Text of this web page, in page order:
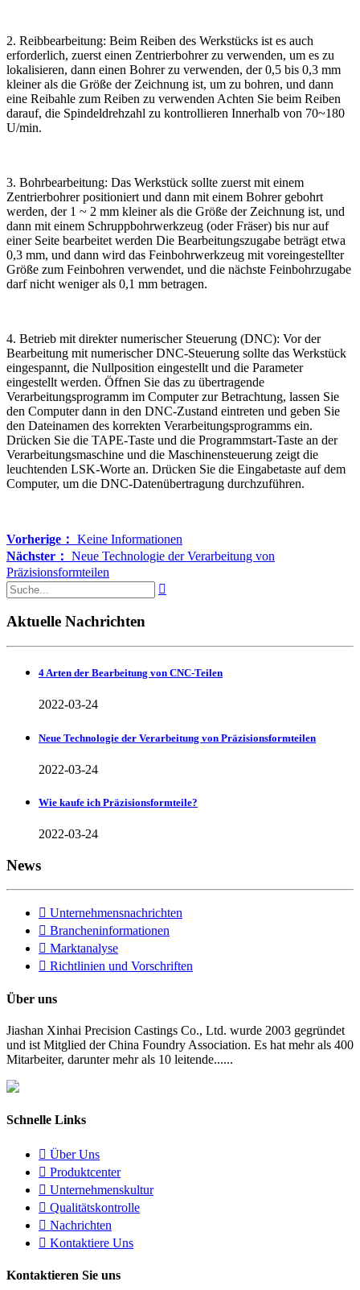
2. Reibbearbeitung: Beim Reiben des Werkstücks ist es auch
erforderlich, zuerst einen Zentrierbohrer zu verwenden, um es zu
lokalisieren, dann einen Bohrer zu verwenden, der 0,5 bis 0,3 mm
kleiner als die Größe der Zeichnung ist, um zu bohren, und dann
eine Reibahle zum Reiben zu verwenden Achten Sie beim Reiben
darauf, die Spindeldrehzahl zu kontrollieren Innerhalb von 70~180
U/min.
3. Bohrbearbeitung: Das Werkstück sollte zuerst mit einem
Zentrierbohrer positioniert und dann mit einem Bohrer gebohrt
werden, der 1 ~ 2 mm kleiner als die Größe der Zeichnung ist, und
dann mit einem Schruppbohrwerkzeug (oder Fräser) bis nur auf
einer Seite bearbeitet werden Die Bearbeitungszugabe beträgt etwa
0,3 mm, und dann wird das Feinbohrwerkzeug mit voreingestellter
Größe zum Feinbohren verwendet, und die nächste Feinbohrzugabe
darf nicht weniger als 0,1 mm betragen.
4. Betrieb mit direkter numerischer Steuerung (DNC): Vor der
Bearbeitung mit numerischer DNC-Steuerung sollte das Werkstück
eingespannt, die Nullposition eingestellt und die Parameter
eingestellt werden. Öffnen Sie das zu übertragende
Verarbeitungsprogramm im Computer zur Betrachtung, lassen Sie
den Computer dann in den DNC-Zustand eintreten und geben Sie
den Dateinamen des korrekten Verarbeitungsprogramms ein.
Drücken Sie die TAPE-Taste und die Programmstart-Taste an der
Verarbeitungsmaschine und die Maschinensteuerung zeigt die
leuchtenden LSK-Worte an. Drücken Sie die Eingabetaste auf dem
Computer, um die DNC-Datenübertragung durchzuführen.
Vorherige： Keine Informationen
Nächster： Neue Technologie der Verarbeitung von
Präzisionsformteilen

Aktuelle Nachrichten
4 Arten der Bearbeitung von CNC-Teilen
2022-03-24
Neue Technologie der Verarbeitung von Präzisionsformteilen
2022-03-24
Wie kaufe ich Präzisionsformteile?
2022-03-24
News
 Unternehmensnachrichten
 Brancheninformationen
 Marktanalyse
 Richtlinien und Vorschriften
Über uns
Jiashan Xinhai Precision Castings Co., Ltd. wurde 2003 gegründet
und ist Mitglied der China Foundry Association. Es hat mehr als 400
Mitarbeiter, darunter mehr als 10 leitende......
Schnelle Links
 Über Uns
 Produktcenter
 Unternehmenskultur
 Qualitätskontrolle
 Nachrichten
 Kontaktiere Uns
Kontaktieren Sie uns